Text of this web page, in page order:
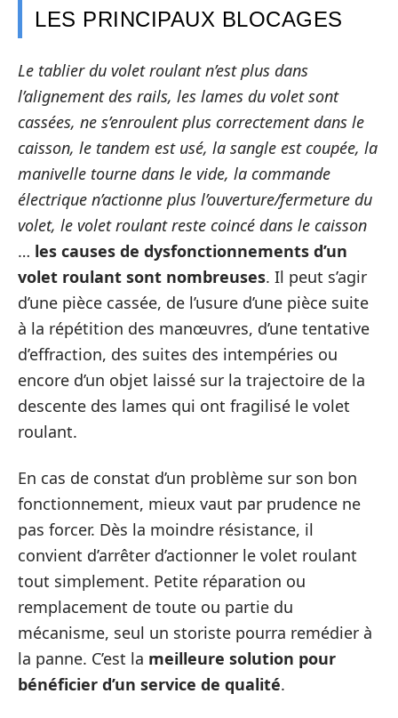
LES PRINCIPAUX BLOCAGES
Le tablier du volet roulant n’est plus dans
l’alignement des rails, les lames du volet sont
cassées, ne s’enroulent plus correctement dans le
caisson, le tandem est usé, la sangle est coupée, la
manivelle tourne dans le vide, la commande
électrique n’actionne plus l’ouverture/fermeture du
volet, le volet roulant reste coincé dans le caisson
… les causes de dysfonctionnements d’un
volet roulant sont nombreuses. Il peut s’agir
d’une pièce cassée, de l’usure d’une pièce suite
à la répétition des manœuvres, d’une tentative
d’effraction, des suites des intempéries ou
encore d’un objet laissé sur la trajectoire de la
descente des lames qui ont fragilisé le volet
roulant.
En cas de constat d’un problème sur son bon
fonctionnement, mieux vaut par prudence ne
pas forcer. Dès la moindre résistance, il
convient d’arrêter d’actionner le volet roulant
tout simplement. Petite réparation ou
remplacement de toute ou partie du
mécanisme, seul un storiste pourra remédier à
la panne. C’est la meilleure solution pour
bénéficier d’un service de qualité.